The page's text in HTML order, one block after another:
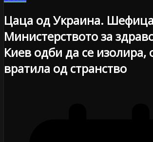
Цаца од Украина.
Министерството за
Киев одби да се изолира,
вратила од странство